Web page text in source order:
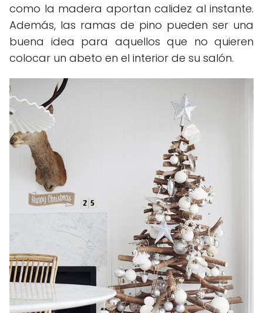
como la madera aportan calidez al instante.
Además, las ramas de pino pueden ser una
buena idea para aquellos que no quieren
colocar un abeto en el interior de su salón.